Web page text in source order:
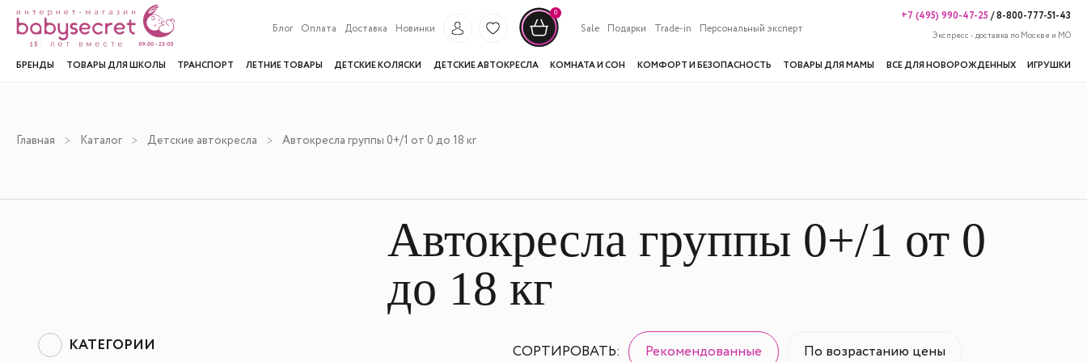
Блог Оплата Доставка Новинки
0
Sale Подарки Trade-in Персональный эксперт
+7 (495) 990-47-25/8-800-777-51-43
Экспресс - доставка по Москве и МО
БРЕНДЫ ТОВАРЫ ДЛЯ ШКОЛЫ ТРАНСПОРТ ЛЕТНИЕ ТОВАРЫ ДЕТСКИЕ КОЛЯСКИ ДЕТСКИЕ АВТОКРЕСЛА КОМНАТА И СОН КОМФОРТ И БЕЗОПАСНОСТЬ ТОВАРЫ ДЛЯ МАМЫ ВСЕ ДЛЯ НОВОРОЖДЕННЫХ ИГРУШКИ
Главная Каталог Детские автокресла Автокресла группы 0+/1 от 0 до 18 кг
КАТЕГОРИИ
Автокресла группы 0+/1 от 0
до 18 кг
СОРТИРОВАТЬ: Рекомендованные По возрастанию цены